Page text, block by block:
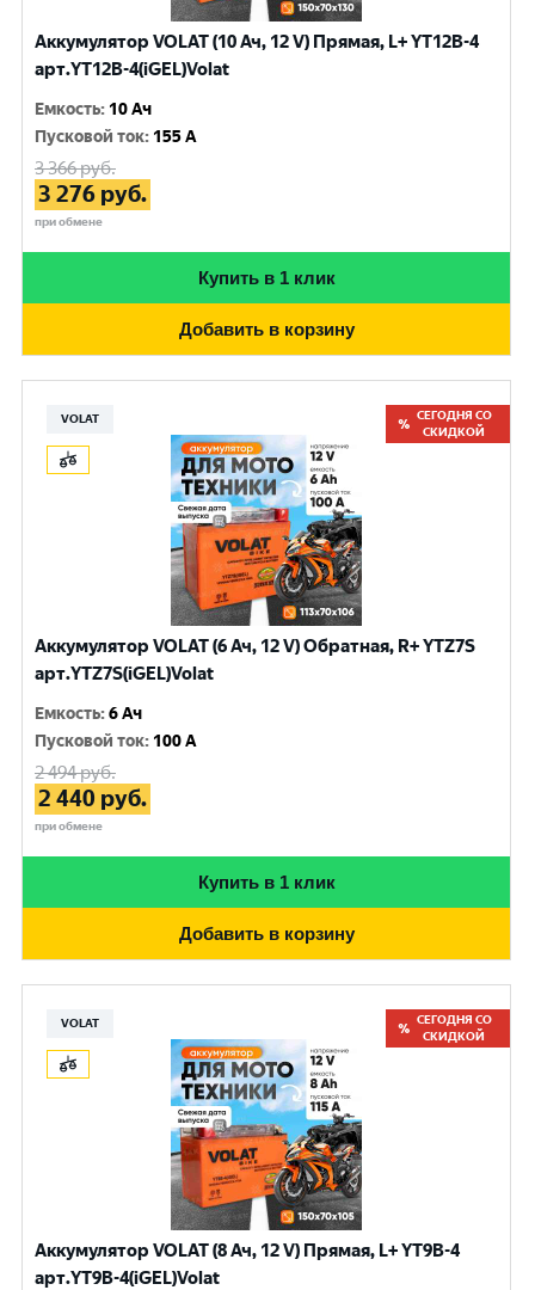
Аккумулятор VOLAT (10 Ач, 12 V) Прямая, L+ YT12B-4
арт.YT12B-4(iGEL)Volat
Емкость: 10 Ач
Пусковой ток: 155 A
3 366руб.
3 276 руб.
при обмене
Купить в 1 клик
Добавить в корзину
VOLAT
СЕГОДНЯ СО
СКИДКОЙ
Аккумулятор VOLAT (6 Ач, 12 V) Обратная, R+ YTZ7S
арт.YTZ7S(iGEL)Volat
Емкость:6 Ач
Пусковой ток: 100 A
2 494руб.
2 440 руб.
при обмене
Купить в 1 клик
Добавить в корзину
VOLAT
СЕГОДНЯ СО
СКИДКОЙ
Аккумулятор VOLAT (8 Ач, 12 V) Прямая, L+ YT9B-4
арт.YT9B-4(iGEL)Volat